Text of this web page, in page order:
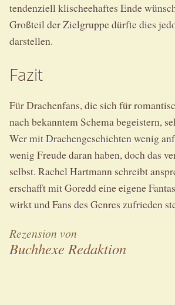
tendenziell klischeehaftes Ende
Großteil der Zielgruppe dürfte dies
darstellen.
Fazit
Für Drachenfans, die sich für
nach bekanntem Schema begeistern,
Wer mit Drachengeschichten wenig
wenig Freude daran haben, doch das
selbst. Rachel Hartmann schreibt
erschafft mit Goredd eine eigene
wirkt und Fans des Genres zufrieden
Rezension von
Buchhexe Redaktion